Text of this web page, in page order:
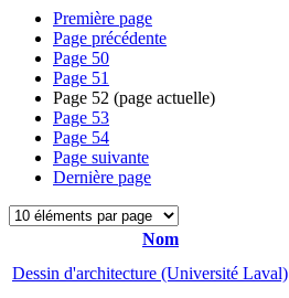
Première page
Page précédente
Page 50
Page 51
Page 52 (page actuelle)
Page 53
Page 54
Page suivante
Dernière page
Nom
Dessin d'architecture (Université Laval)